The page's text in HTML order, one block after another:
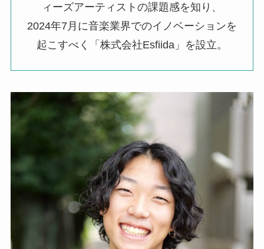
ィーズアーティストの課題感を知り、
2024年7月に音楽業界でのイノベーションを
起こすべく「株式会社Esfiida」を設立。